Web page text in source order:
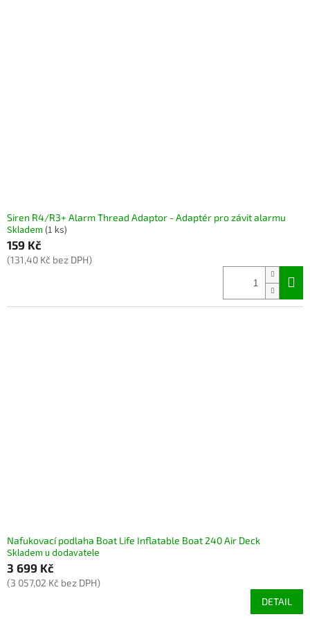
Siren R4/R3+ Alarm Thread Adaptor - Adaptér pro závit alarmu
Skladem (1 ks)
159 Kč
(131,40 Kč bez DPH)
Nafukovací podlaha Boat Life Inflatable Boat 240 Air Deck
Skladem u dodavatele
3 699 Kč
(3 057,02 Kč bez DPH)
DETAIL